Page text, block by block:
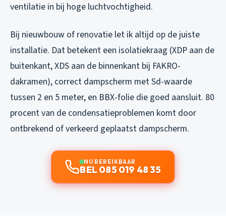
ventilatie in bij hoge luchtvochtigheid.
Bij nieuwbouw of renovatie let ik altijd op de juiste
installatie. Dat betekent een isolatiekraag (XDP aan de
buitenkant, XDS aan de binnenkant bij FAKRO-
dakramen), correct dampscherm met Sd-waarde
tussen 2 en 5 meter, en BBX-folie die goed aansluit. 80
procent van de condensatieproblemen komt door
ontbrekend of verkeerd geplaatst dampscherm.
NU BEREIKBAAR
BEL 085 019 48 35